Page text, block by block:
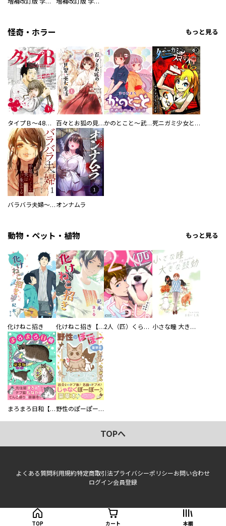
怪奇・ホラー もっと見る
タイプＢ～48時間後、致死率100％～【単話】 百々とお狐の見習い巫女生活【単行本版】 かのとこと～武蔵花町怪話譚～ 【連載版】 死ニガミ少女とスマホ神
バラバラ夫婦～手足をなくした夫はまだ生きてる オンナムラ
動物・ペット・植物 もっと見る
化けねこ招き 化けねこ招き【描きおろし付合冊版】 2人（匹）くらし。 小さな瞳 大きな鼓動
まろまろ日和【豪華版】 野性のぽーぽー【豪華版】
TOPへ
よくある質問利用規約特定商取引法プライバシーポリシーお問い合わせ
ログイン会員登録
TOP カート 本棚